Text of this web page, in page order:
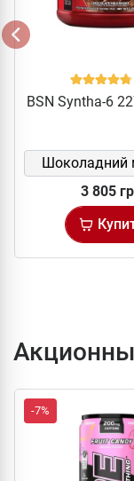
BSN Syntha-6
3 805
-7%